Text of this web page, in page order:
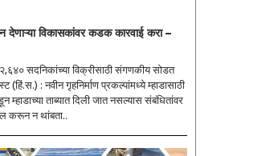
न देणाऱ्या विकासकांवर कडक कारवाई करा –
२,६४० सदनिकांच्या विक्रीसाठी संगणकीय सोडत
म्हाडाच्या ताब्यात दिली जात नसल्यास संबंधितांवर
न थांबता..